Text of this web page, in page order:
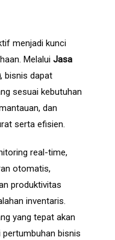
menjadi kunci
Melalui Jasa
, bisnis dapat
sesuai kebutuhan
dan
serta efisien.
real-time,
otomatis,
produktivitas
inventaris.
yang tepat akan
bisnis